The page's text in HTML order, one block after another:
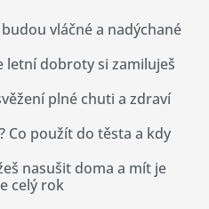
vláčné a nadýchané
letní dobroty si zamiluješ
plné chuti a zdraví
Co použít do těsta a kdy
nasušit doma a mít je
celý rok